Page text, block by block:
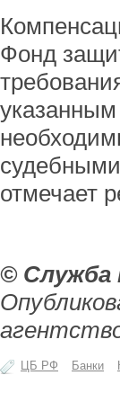
Фонд
отмечает
© Служба
ЦБ РФ Банки